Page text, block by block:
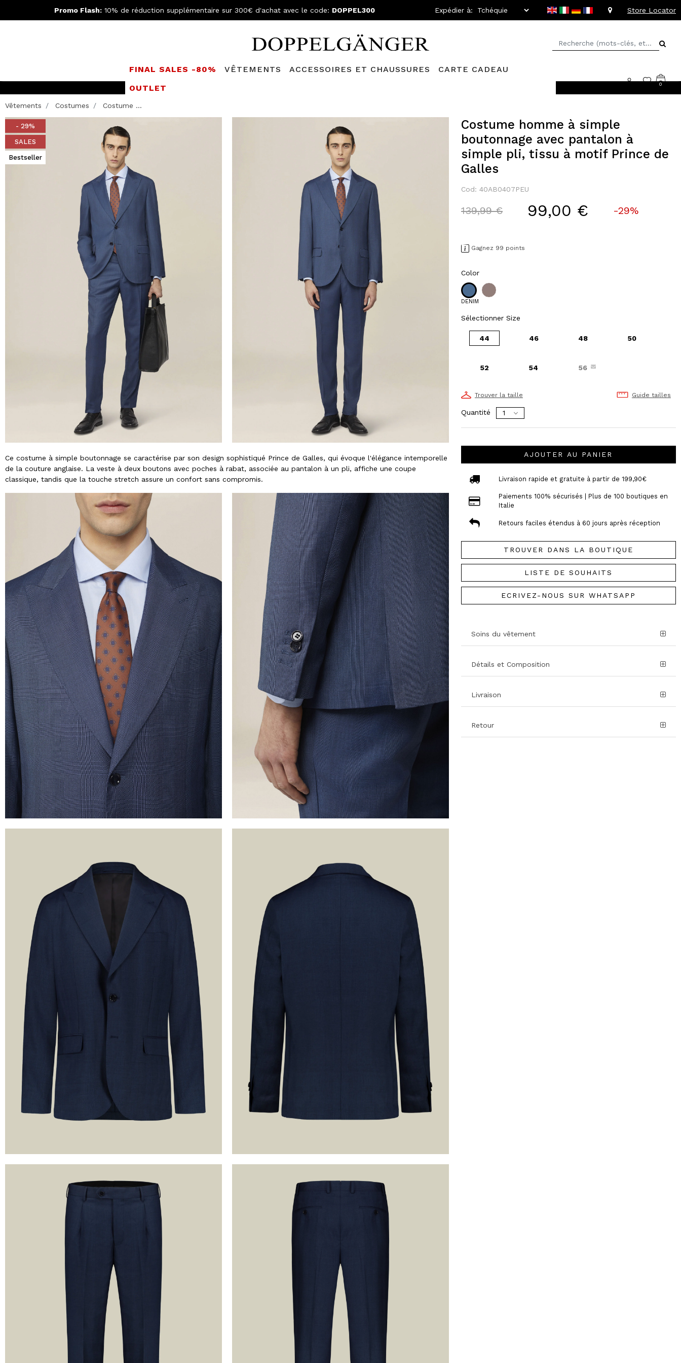
Promo Flash: 10% de réduction supplémentaire sur 300€ d'achat avec le code: DOPPEL300 Expédier à: Store Locator
FINAL SALES -80% VÊTEMENTS ACCESSOIRES ET CHAUSSURES
CARTE CADEAU
OUTLET
0
Rejoignez le
Vêtements Costumes Costume ...
- 29%
SALES
Bestseller
Ce costume à simple boutonnage se caractérise par son design sophistiqué Prince de Galles, qui évoque l'élégance intemporelle
de la couture anglaise. La veste à deux boutons avec poches à rabat, associée au pantalon à un pli, affiche une coupe
classique, tandis que la touche stretch assure un confort sans compromis.
Costume homme à simple
boutonnage avec pantalon à
simple pli, tissu à motif Prince de
Galles
Cod: 40AB0407PEU
Price reduced from
139,99 €to 99,00 € -29%
Gagnez 99 points
Color
DENIM
Sélectionner Size
44 46 48 50
52 54 56
Trouver la taille Guide tailles
Quantité
AJOUTER AU PANIER
Livraison rapide et gratuite à partir de 199,90€
Paiements 100% sécurisés | Plus de 100 boutiques en
Italie
Retours faciles étendus à 60 jours après réception
TROUVER DANS LA BOUTIQUE
LISTE DE SOUHAITS
ECRIVEZ-NOUS SUR WHATSAPP
Soins du vêtement
Détails et Composition
Livraison
Retour